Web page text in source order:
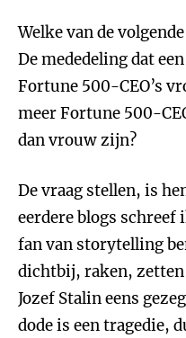
Welke van de
De mededeling dat
Fortune 500-CEO’s
meer Fortune 500-
dan vrouw zijn?
De vraag stellen, is
eerdere blogs schreef
fan van storytelling
dichtbij, raken, zetten
Jozef Stalin eens
dode is een tragedie,